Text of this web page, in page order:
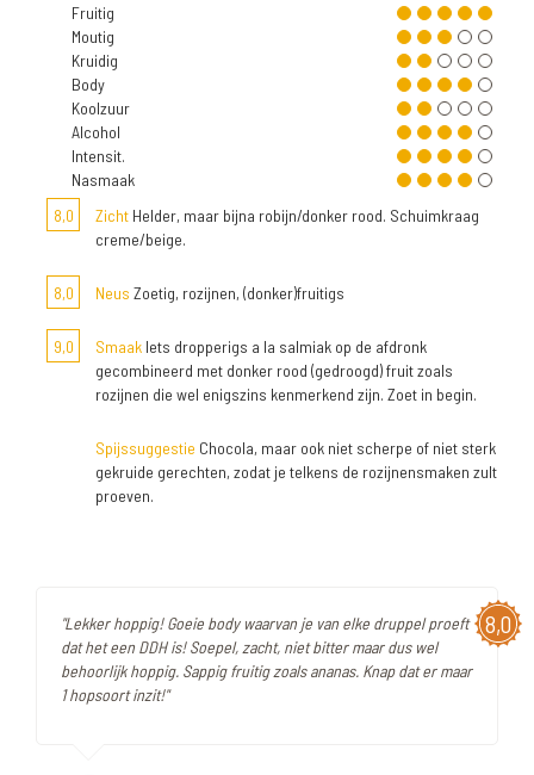
Fruitig
Moutig
Kruidig
Body
Koolzuur
Alcohol
Intensit.
Nasmaak
8,0
Zicht Helder, maar bijna robijn/donker rood. Schuimkraag
creme/beige.
8,0 Neus Zoetig, rozijnen, (donker)fruitigs
9,0 Smaak Iets dropperigs a la salmiak op de afdronk
gecombineerd met donker rood (gedroogd) fruit zoals
rozijnen die wel enigszins kenmerkend zijn. Zoet in begin.
Spijssuggestie Chocola, maar ook niet scherpe of niet sterk
gekruide gerechten, zodat je telkens de rozijnensmaken zult
proeven.
8,0
"Lekker hoppig! Goeie body waarvan je van elke druppel proeft
dat het een DDH is! Soepel, zacht, niet bitter maar dus wel
behoorlijk hoppig. Sappig fruitig zoals ananas. Knap dat er maar
1 hopsoort inzit!"